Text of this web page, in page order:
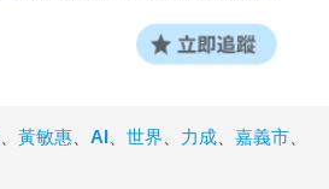
黃敏惠 AI 世界 力成 嘉義市